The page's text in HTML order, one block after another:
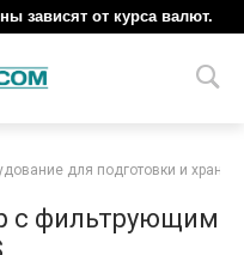
зависят от курса валют.
для подготовки и
с фильтрующим